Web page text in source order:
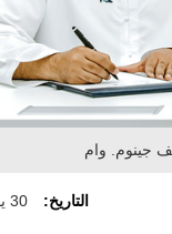
التاريخ: 30 يونيو 2026